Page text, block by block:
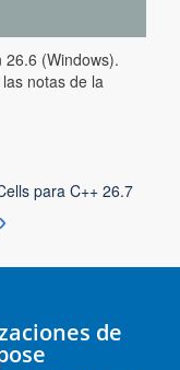
26.6 (Windows).
notas de la
para C++ 26.7
de